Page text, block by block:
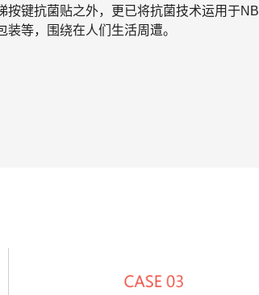
按键抗菌贴之外，更已将抗菌技术运用于
等，围绕在人们生活周遭。